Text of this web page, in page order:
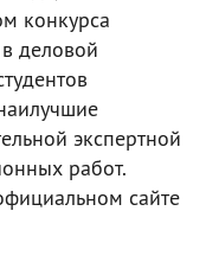
конкурса
деловой
экспертной
работ.
сайте